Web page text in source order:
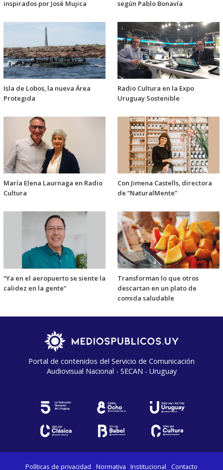
inspirados por José Mujica
según Pablo Bonavía
Isla de Lobos, la nueva Área
Protegida
Radio Cultura en la Expo
Uruguay Sostenible
María Elena Laurnaga en Radio
Cultura
Con Jimena Castells, directora
de “NaturalMente”
“Ya en el aeropuerto se siente la
calidez en la gente”
Transforman lo que otros
descartan en un plato de
comida saludable
Portal de contenidos del Servicio de Comunicación
Audiovisual Nacional - SECAN - Uruguay
Políticas de privacidad Normativa Institucional Contacto